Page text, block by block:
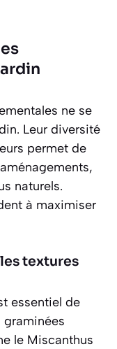
ne se
Leur diversité
permet de
naturels.
à maximiser
textures
essentiel de
graminées
le Miscanthus